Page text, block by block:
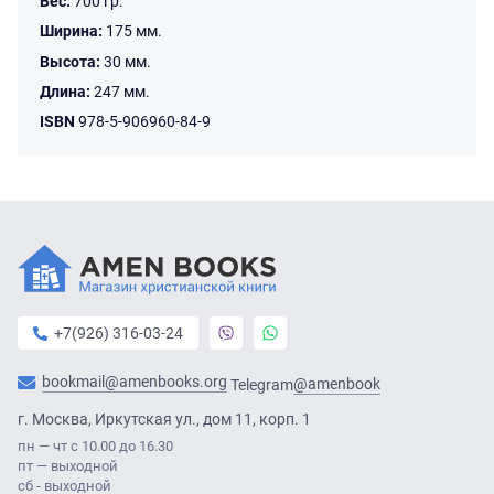
Ширина: 175 мм.
Высота: 30 мм.
Длина: 247 мм.
ISBN 978-5-906960-84-9
+7(926) 316-03-24
bookmail@amenbooks.org Telegram@amenbook
г. Москва, Иркутская ул., дом 11, корп. 1
пн — чт с 10.00 до 16.30
пт — выходной
сб - выходной